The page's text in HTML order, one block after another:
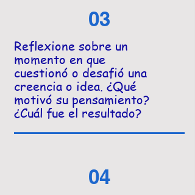
03
Reflexione sobre un
momento en que
cuestionó o desafió una
creencia o idea. ¿Qué
motivó su pensamiento?
¿Cuál fue el resultado?
04